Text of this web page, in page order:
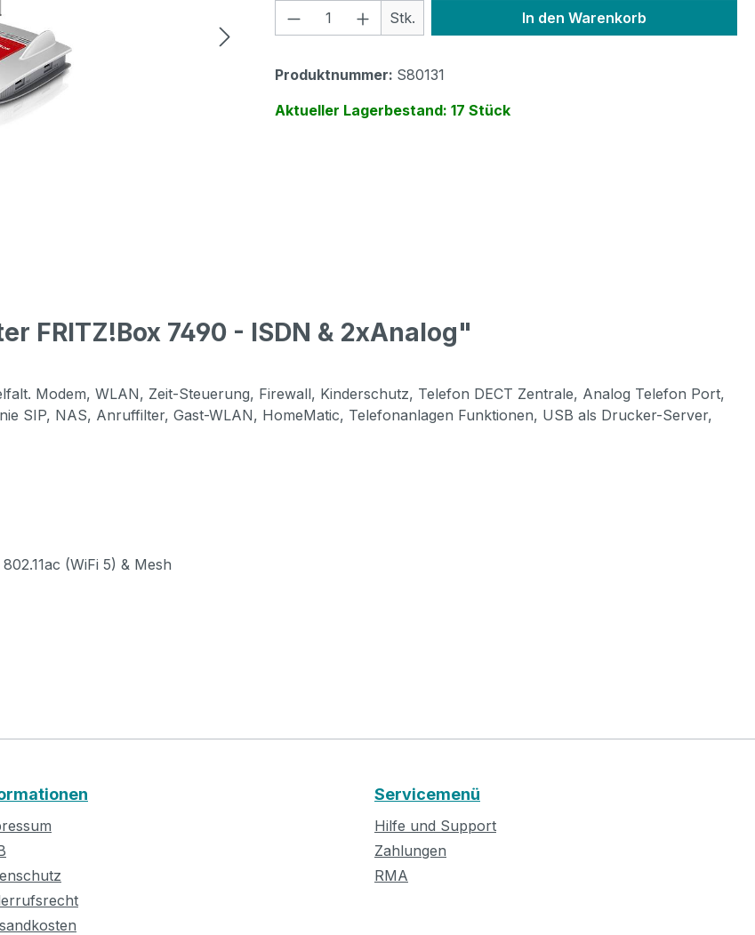
Produkt Anzahl: Gib den gewünschten Wert
Stk. In den Warenkorb
Produktnummer: S80131
Aktueller Lagerbestand: 17 Stück
FRITZ!Box 7490 - ISDN & 2xAnalog"
Modem, WLAN, Zeit-Steuerung, Firewall, Kinderschutz, Telefon DECT Zentrale, Analog Telefon Port,
SIP, NAS, Anruffilter, Gast-WLAN, HomeMatic, Telefonanlagen Funktionen, USB als Drucker-Server,
(WiFi 5) & Mesh
Servicemenü
Hilfe und Support
Zahlungen
RMA